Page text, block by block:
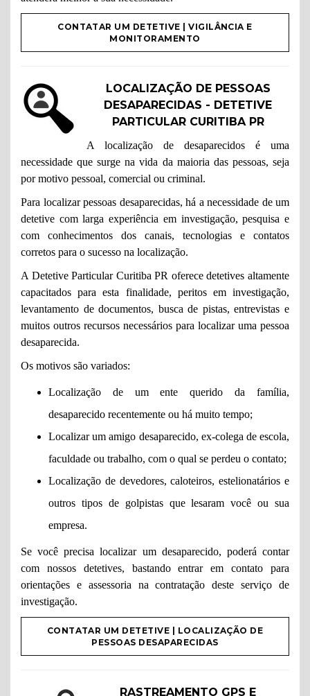
CONTATAR UM DETETIVE | VIGILÂNCIA E
MONITORAMENTO
LOCALIZAÇÃO DE PESSOAS
DESAPARECIDAS - DETETIVE
PARTICULAR CURITIBA PR
A localização de desaparecidos é uma
necessidade que surge na vida da maioria das pessoas, seja
por motivo pessoal, comercial ou criminal.
Para localizar pessoas desaparecidas, há a necessidade de um
detetive com larga experiência em investigação, pesquisa e
com conhecimentos dos canais, tecnologias e contatos
corretos para o sucesso na localização.
A Detetive Particular Curitiba PR oferece detetives altamente
capacitados para esta finalidade, peritos em investigação,
levantamento de documentos, busca de pistas, entrevistas e
muitos outros recursos necessários para localizar uma pessoa
desaparecida.
Os motivos são variados:
Localização de um ente querido da família,
desaparecido recentemente ou há muito tempo;
Localizar um amigo desaparecido, ex-colega de escola,
faculdade ou trabalho, com o qual se perdeu o contato;
Localização de devedores, caloteiros, estelionatários e
outros tipos de golpistas que lesaram você ou sua
empresa.
Se você precisa localizar um desaparecido, poderá contar
com nossos detetives, bastando entrar em contato para
orientações e assessoria na contratação deste serviço de
investigação.
CONTATAR UM DETETIVE | LOCALIZAÇÃO DE
PESSOAS DESAPARECIDAS
RASTREAMENTO GPS E